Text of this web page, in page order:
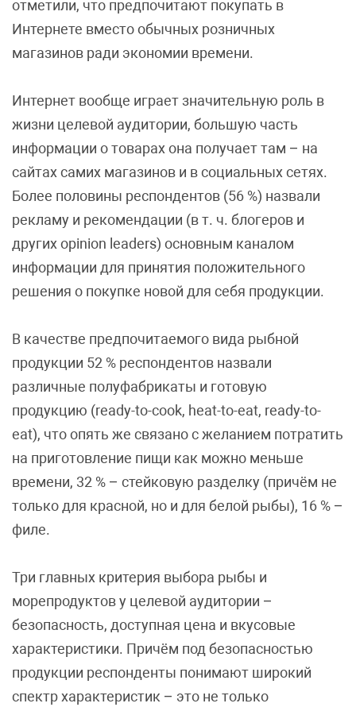
отметили, что предпочитают покупать в
Интернете вместо обычных розничных
магазинов ради экономии времени.
Интернет вообще играет значительную роль в
жизни целевой аудитории, большую часть
информации о товарах она получает там – на
сайтах самих магазинов и в социальных сетях.
Более половины респондентов (56 %) назвали
рекламу и рекомендации (в т. ч. блогеров и
других opinion leaders) основным каналом
информации для принятия положительного
решения о покупке новой для себя продукции.
В качестве предпочитаемого вида рыбной
продукции 52 % респондентов назвали
различные полуфабрикаты и готовую
продукцию (ready-to-cook, heat-to-eat, ready-to-
eat), что опять же связано с желанием потратить
на приготовление пищи как можно меньше
времени, 32 % – стейковую разделку (причём не
только для красной, но и для белой рыбы), 16 % –
филе.
Три главных критерия выбора рыбы и
морепродуктов у целевой аудитории –
безопасность, доступная цена и вкусовые
характеристики. Причём под безопасностью
продукции респонденты понимают широкий
спектр характеристик – это не только